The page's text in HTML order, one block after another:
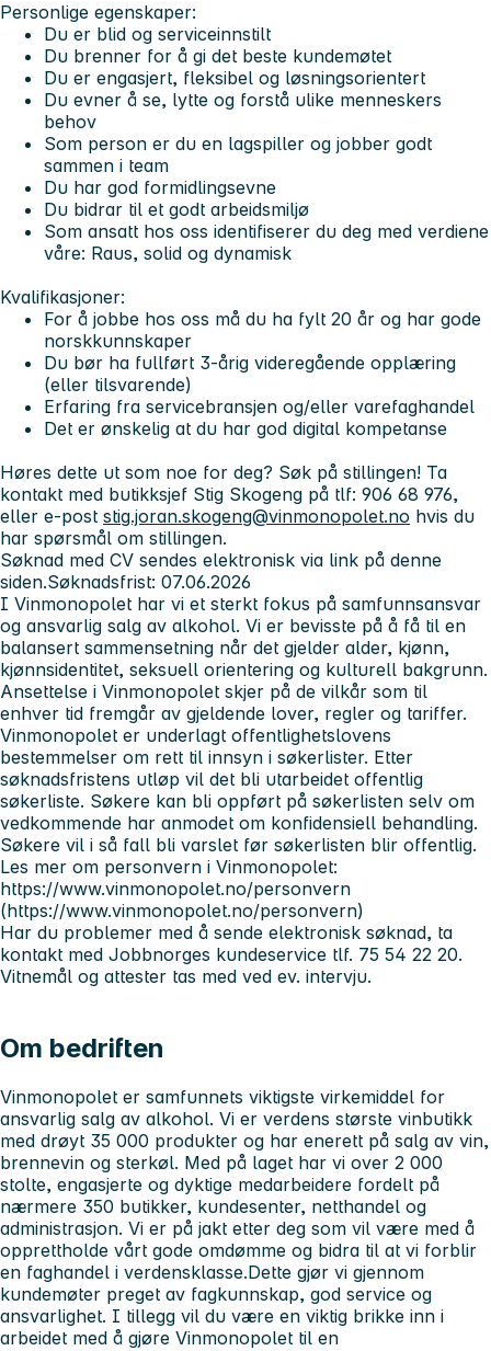
Personlige egenskaper:
Du er blid og serviceinnstilt
Du brenner for å gi det beste kundemøtet
Du er engasjert, fleksibel og løsningsorientert
Du evner å se, lytte og forstå ulike menneskers
behov
Som person er du en lagspiller og jobber godt
sammen i team
Du har god formidlingsevne
Du bidrar til et godt arbeidsmiljø
Som ansatt hos oss identifiserer du deg med verdiene
våre: Raus, solid og dynamisk
Kvalifikasjoner:
For å jobbe hos oss må du ha fylt 20 år og har gode
norskkunnskaper
Du bør ha fullført 3-årig videregående opplæring
(eller tilsvarende)
Erfaring fra servicebransjen og/eller varefaghandel
Det er ønskelig at du har god digital kompetanse
Høres dette ut som noe for deg? Søk på stillingen! Ta
kontakt med butikksjef Stig Skogeng på tlf: 906 68 976,
eller e-post stig.joran.skogeng@vinmonopolet.no hvis du
har spørsmål om stillingen.
Søknad med CV sendes elektronisk via link på denne
siden.Søknadsfrist: 07.06.2026
I Vinmonopolet har vi et sterkt fokus på samfunnsansvar
og ansvarlig salg av alkohol. Vi er bevisste på å få til en
balansert sammensetning når det gjelder alder, kjønn,
kjønnsidentitet, seksuell orientering og kulturell bakgrunn.
Ansettelse i Vinmonopolet skjer på de vilkår som til
enhver tid fremgår av gjeldende lover, regler og tariffer.
Vinmonopolet er underlagt offentlighetslovens
bestemmelser om rett til innsyn i søkerlister. Etter
søknadsfristens utløp vil det bli utarbeidet offentlig
søkerliste. Søkere kan bli oppført på søkerlisten selv om
vedkommende har anmodet om konfidensiell behandling.
Søkere vil i så fall bli varslet før søkerlisten blir offentlig.
Les mer om personvern i Vinmonopolet:
https://www.vinmonopolet.no/personvern
(https://www.vinmonopolet.no/personvern)
Har du problemer med å sende elektronisk søknad, ta
kontakt med Jobbnorges kundeservice tlf. 75 54 22 20.
Vitnemål og attester tas med ved ev. intervju.
Om bedriften
Vinmonopolet er samfunnets viktigste virkemiddel for
ansvarlig salg av alkohol. Vi er verdens største vinbutikk
med drøyt 35 000 produkter og har enerett på salg av vin,
brennevin og sterkøl. Med på laget har vi over 2 000
stolte, engasjerte og dyktige medarbeidere fordelt på
nærmere 350 butikker, kundesenter, netthandel og
administrasjon. Vi er på jakt etter deg som vil være med å
opprettholde vårt gode omdømme og bidra til at vi forblir
en faghandel i verdensklasse.Dette gjør vi gjennom
kundemøter preget av fagkunnskap, god service og
ansvarlighet. I tillegg vil du være en viktig brikke inn i
arbeidet med å gjøre Vinmonopolet til en